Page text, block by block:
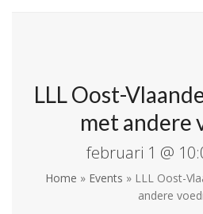
LLL Oost-
met andere
februari 1 @
Home » Events » LLL Oost-
andere